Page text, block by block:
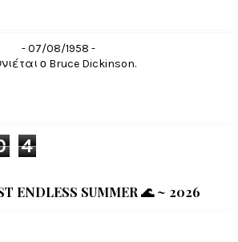
- 07/08/1958 -
ο Bruce Dickinson.
4
ENDLESS SUMMER 🌊 ~ 2026